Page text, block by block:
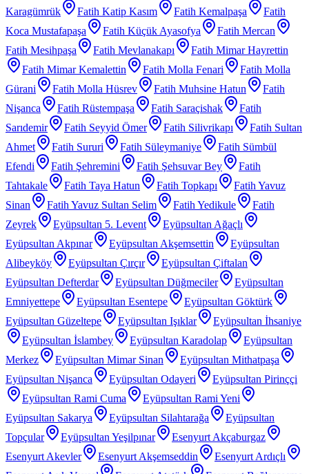
Karagümrük Fatih Katip Kasım Fatih Kemalpaşa
Fatih
Koca Mustafapaşa
Fatih Küçük Ayasofya
Fatih Mercan
Fatih Mesihpaşa
Fatih Mevlanakapı
Fatih Mimar Hayrettin
Fatih Mimar Kemalettin
Fatih Molla Fenari
Fatih Molla
Gürani
Fatih Molla Hüsrev Fatih Muhsine Hatun
Fatih
Nişanca
Fatih Rüstempaşa Fatih Saraçishak
Fatih
Sarıdemir
Fatih Seyyid Ömer Fatih Silivrikapı
Fatih Sultan
Ahmet
Fatih Sururi Fatih Süleymaniye
Fatih Sümbül
Efendi
Fatih Şehremini Fatih Şehsuvar Bey
Fatih
Tahtakale
Fatih Taya Hatun Fatih Topkapı
Fatih Yavuz
Sinan
Fatih Yavuz Sultan Selim Fatih Yedikule
Fatih
Zeyrek
Eyüpsultan 5. Levent
Eyüpsultan Ağaçlı
Eyüpsultan Akpınar
Eyüpsultan Akşemsettin
Eyüpsultan
Alibeyköy
Eyüpsultan Çırçır
Eyüpsultan Çiftalan
Eyüpsultan Defterdar
Eyüpsultan Düğmeciler
Eyüpsultan
Emniyettepe
Eyüpsultan Esentepe
Eyüpsultan Göktürk
Eyüpsultan Güzeltepe
Eyüpsultan Işıklar
Eyüpsultan İhsaniye
Eyüpsultan İslambey
Eyüpsultan Karadolap
Eyüpsultan
Merkez
Eyüpsultan Mimar Sinan
Eyüpsultan Mithatpaşa
Eyüpsultan Nişanca
Eyüpsultan Odayeri
Eyüpsultan Pirinççi
Eyüpsultan Rami Cuma
Eyüpsultan Rami Yeni
Eyüpsultan Sakarya
Eyüpsultan Silahtarağa
Eyüpsultan
Topçular
Eyüpsultan Yeşilpınar
Esenyurt Akçaburgaz
Esenyurt Akevler
Esenyurt Akşemseddin
Esenyurt Ardıçlı